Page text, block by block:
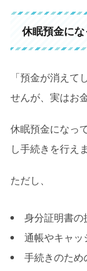
休眠預金に
「預金が消えて
せんが、実はお
休眠預金になっ
し手続きを行え
ただし、
身分証明書の
通帳やキャ
手続きのため